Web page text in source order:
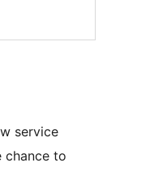
service
chance to